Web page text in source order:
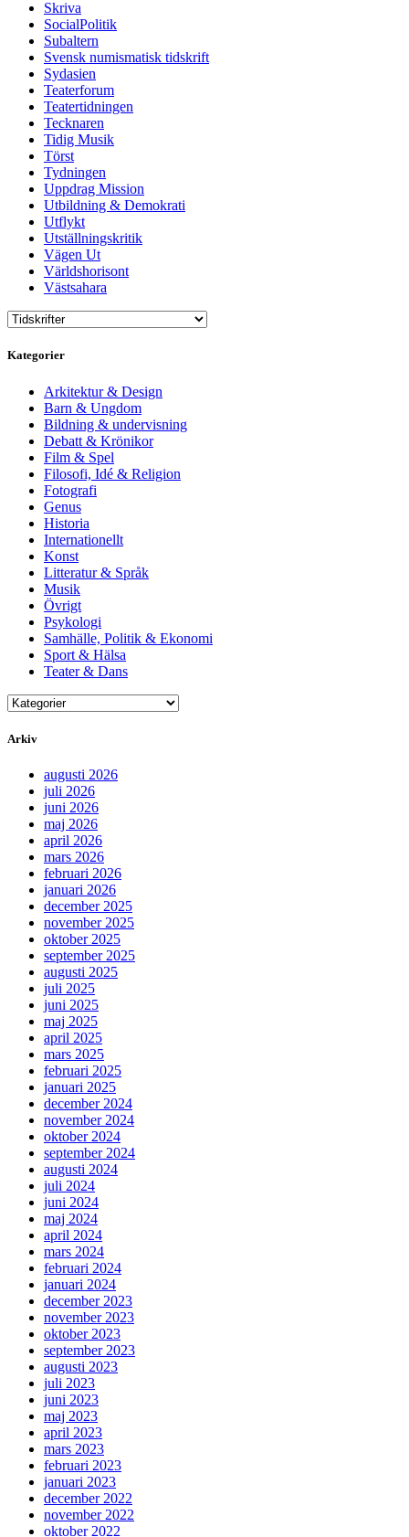
Skriva
SocialPolitik
Subaltern
Svensk numismatisk tidskrift
Sydasien
Teaterforum
Teatertidningen
Tecknaren
Tidig Musik
Törst
Tydningen
Uppdrag Mission
Utbildning & Demokrati
Utflykt
Utställningskritik
Vägen Ut
Världshorisont
Västsahara
Kategorier
Arkitektur & Design
Barn & Ungdom
Bildning & undervisning
Debatt & Krönikor
Film & Spel
Filosofi, Idé & Religion
Fotografi
Genus
Historia
Internationellt
Konst
Litteratur & Språk
Musik
Övrigt
Psykologi
Samhälle, Politik & Ekonomi
Sport & Hälsa
Teater & Dans
Arkiv
augusti 2026
juli 2026
juni 2026
maj 2026
april 2026
mars 2026
februari 2026
januari 2026
december 2025
november 2025
oktober 2025
september 2025
augusti 2025
juli 2025
juni 2025
maj 2025
april 2025
mars 2025
februari 2025
januari 2025
december 2024
november 2024
oktober 2024
september 2024
augusti 2024
juli 2024
juni 2024
maj 2024
april 2024
mars 2024
februari 2024
januari 2024
december 2023
november 2023
oktober 2023
september 2023
augusti 2023
juli 2023
juni 2023
maj 2023
april 2023
mars 2023
februari 2023
januari 2023
december 2022
november 2022
oktober 2022